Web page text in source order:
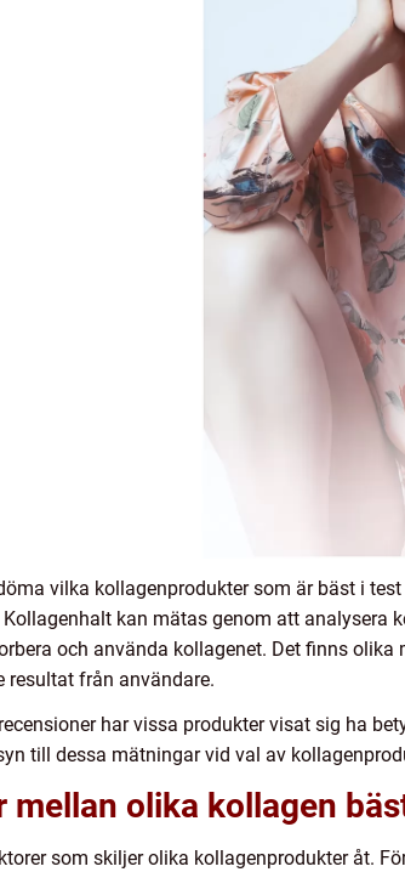
vilka kollagenprodukter som är bäst i
kan mätas genom att analysera
och använda kollagenet. Det finns
resultat från användare.
har vissa produkter visat sig ha
till dessa mätningar vid val av
mellan olika kollagen
som skiljer olika kollagenprodukter åt.